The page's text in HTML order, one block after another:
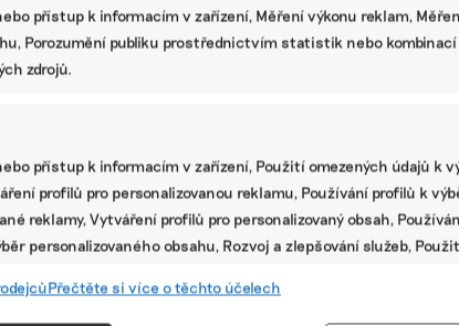
přístup k informacím v zařízení, Měření výkonu reklam,
Porozumění publiku prostřednictvím statistik nebo kombinací
zdrojů.
přístup k informacím v zařízení, Použití omezených údajů k
profilů pro personalizovanou reklamu, Používání profilů k
reklamy, Vytváření profilů pro personalizovaný obsah,
personalizovaného obsahu, Rozvoj a zlepšování služeb,
Přečtěte si více o těchto účelech
zarazil „způsob léta“, který ji zastihl
rok za rodinou a přáteli. „Tak
Podle místních to opravdu bylo
Letos proto vyráží až těsně před letními
mírné a stabilní podnebí, se nyní
suchem, silnějšími bouřkami nebo
jsou rovněž záplavy a povodně,
problémem je i zvyšující se hladina